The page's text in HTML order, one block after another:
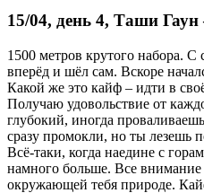
15/04, день 4, Таши
1500 метров крутого набора.
вперёд и шёл сам. Вскоре
Какой же это кайф – идти в
Получаю удовольствие от
глубокий, иногда
сразу промокли, но ты лезешь
Всё-таки, когда наедине с
намного больше. Все
окружающей тебя природе.